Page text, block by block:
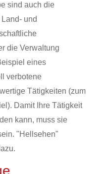
sind auch die
und
die Verwaltung
eines
verbotene
Tätigkeiten (zum
Damit Ihre Tätigkeit
kann, muss sie
"Hellsehen"